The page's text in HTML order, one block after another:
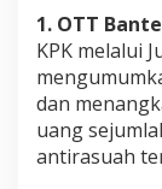
1. OTT
KPK melalui
dan
uang
antirasuah